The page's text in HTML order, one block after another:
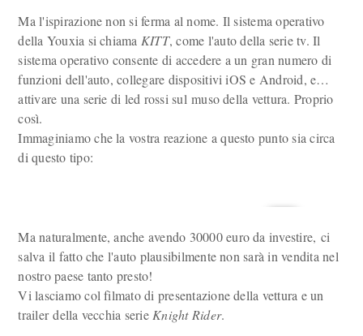
Ma l'ispirazione non si ferma al nome. Il sistema operativo
della Youxia si chiama KITT, come l'auto della serie tv. Il
sistema operativo consente di accedere a un gran numero di
funzioni dell'auto, collegare dispositivi iOS e Android, e…
attivare una serie di led rossi sul muso della vettura. Proprio
così.
Immaginiamo che la vostra reazione a questo punto sia circa
di questo tipo:
Ma naturalmente, anche avendo 30000 euro da investire, ci
salva il fatto che l'auto plausibilmente non sarà in vendita nel
nostro paese tanto presto!
Vi lasciamo col filmato di presentazione della vettura e un
trailer della vecchia serie Knight Rider.